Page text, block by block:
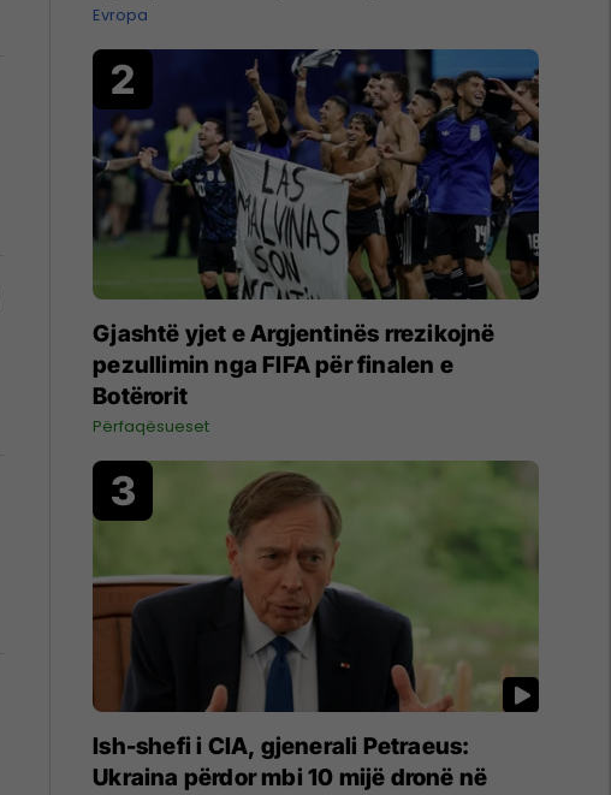
Evropa
Gjashtë yjet e Argjentinës rrezikojnë
pezullimin nga FIFA për finalen e
Botërorit
Përfaqësueset
Ish-shefi i CIA, gjenerali Petraeus:
Ukraina përdor mbi 10 mijë dronë në